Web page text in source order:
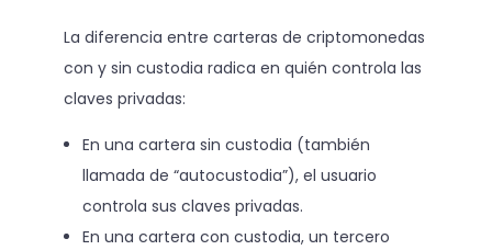
La diferencia entre carteras de criptomonedas
con y sin custodia radica en quién controla las
claves privadas:
En una cartera sin custodia (también
llamada de “autocustodia”), el usuario
controla sus claves privadas.
En una cartera con custodia, un tercero